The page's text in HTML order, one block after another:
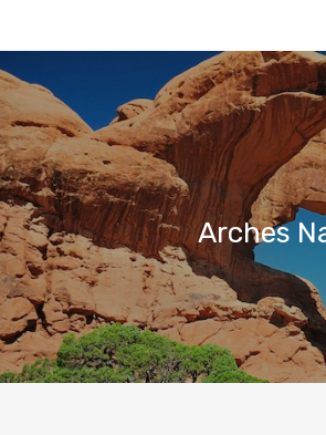
Arches